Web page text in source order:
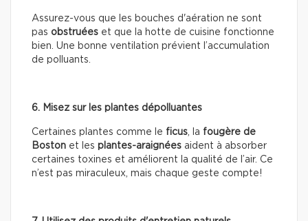
Assurez-vous que les bouches d'aération ne sont
pas obstruées et que la hotte de cuisine fonctionne
bien. Une bonne ventilation prévient l’accumulation
de polluants.
6. Misez sur les plantes dépolluantes
Certaines plantes comme le ficus , la fougère de
Boston et les plantes-araignées aident à absorber
certaines toxines et améliorent la qualité de l’air. Ce
n’est pas miraculeux, mais chaque geste compte!